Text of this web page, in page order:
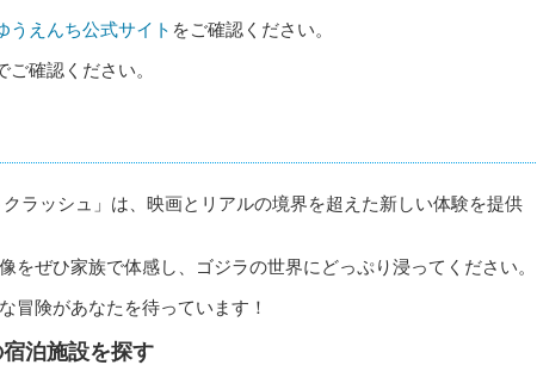
うえんち公式サイト をご確認ください。
ご確認ください。
クラッシュ」は、映画とリアルの境界を超えた新しい体験を提供
をぜひ家族で体感し、ゴジラの世界にどっぷり浸ってください。
冒険があなたを待っています！
泊施設を探す